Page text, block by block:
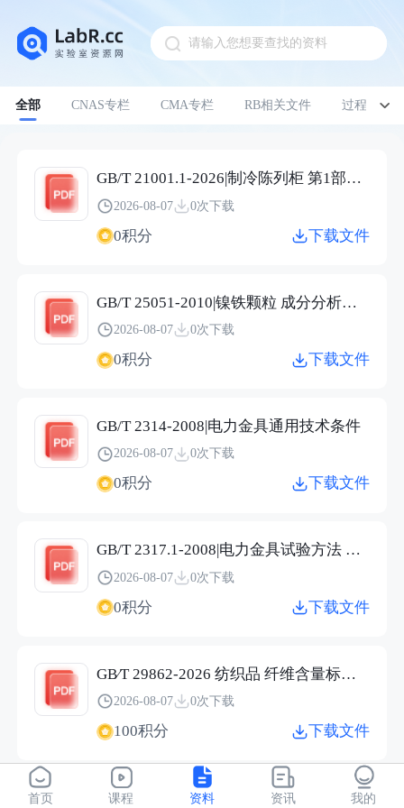
请输入您想要查找的资料
全部 CNAS专栏 CMA专栏 RB相关文件 过程管理
Pull down to refresh
GB/T 21001.1-2026|制冷陈列柜 第1部分：术语
2026-08-07 0次下载
0积分 下载文件
GB/T 25051-2010|镍铁颗粒 成分分析用样品的采取
2026-08-07 0次下载
0积分 下载文件
GB/T 2314-2008|电力金具通用技术条件
2026-08-07 0次下载
0积分 下载文件
GB/T 2317.1-2008|电力金具试验方法 第1部分：机械试验
2026-08-07 0次下载
0积分 下载文件
GB∕T 29862-2026 纺织品 纤维含量标识技术规范.pdf
2026-08-07 0次下载
100积分 下载文件
JC/T 2304-2015|建筑用保温隔热玻璃技术条件
首页 课程 资料 资讯 我的